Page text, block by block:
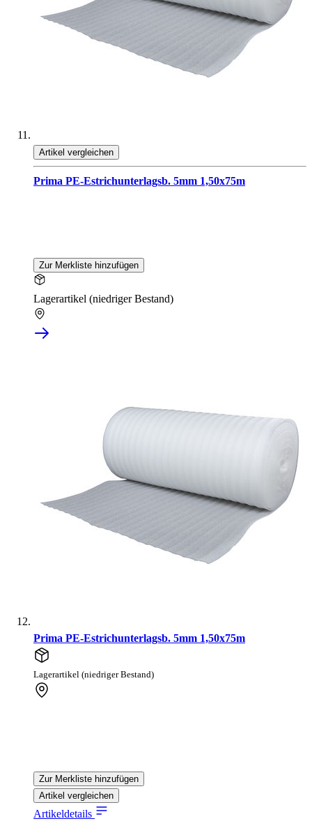
Artikel vergleichen
Prima PE-Estrichunterlagsb. 5mm 1,50x75m
Zur Merkliste hinzufügen
Lagerartikel (niedriger Bestand)
Prima PE-Estrichunterlagsb. 5mm 1,50x75m
Lagerartikel (niedriger Bestand)
Zur Merkliste hinzufügen
Artikel vergleichen
Artikeldetails